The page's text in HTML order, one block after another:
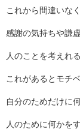
これから間違いな
感謝の気持ちや謙
人のことを考えれる
これがあるとモチ
自分のためだけに
人のために何かを